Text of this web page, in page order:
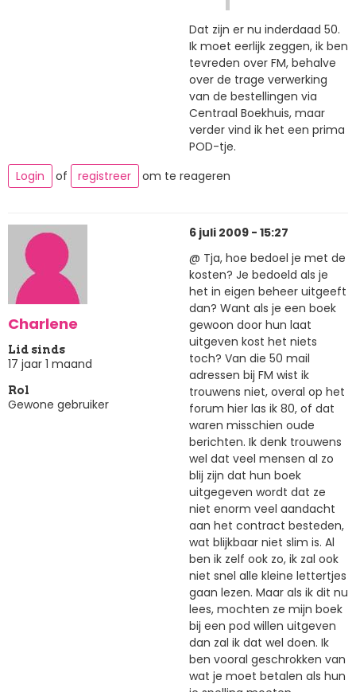
Dat zijn er nu inderdaad 50.
Ik moet eerlijk zeggen, ik ben
tevreden over FM, behalve
over de trage verwerking
van de bestellingen via
Centraal Boekhuis, maar
verder vind ik het een prima
POD-tje.
Login
of registreer om te reageren
Charlene
Lid sinds
17 jaar 1 maand
Rol
Gewone gebruiker
6 juli 2009 - 15:27
@ Tja, hoe bedoel je met de
kosten? Je bedoeld als je
het in eigen beheer uitgeeft
dan? Want als je een boek
gewoon door hun laat
uitgeven kost het niets
toch? Van die 50 mail
adressen bij FM wist ik
trouwens niet, overal op het
forum hier las ik 80, of dat
waren misschien oude
berichten. Ik denk trouwens
wel dat veel mensen al zo
blij zijn dat hun boek
uitgegeven wordt dat ze
niet enorm veel aandacht
aan het contract besteden,
wat blijkbaar niet slim is. Al
ben ik zelf ook zo, ik zal ook
niet snel alle kleine lettertjes
gaan lezen. Maar als ik dit nu
lees, mochten ze mijn boek
bij een pod willen uitgeven
dan zal ik dat wel doen. Ik
ben vooral geschrokken van
wat je moet betalen als hun